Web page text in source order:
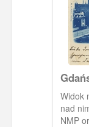
Widok
nad
NMP